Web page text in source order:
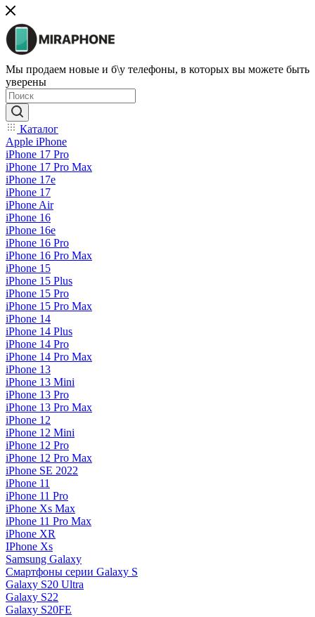
Мы продаем новые и б\у телефоны, в которых вы можете быть
уверены
Каталог
Apple iPhone
iPhone 17 Pro
iPhone 17 Pro Max
iPhone 17e
iPhone 17
iPhone Air
iPhone 16
iPhone 16e
iPhone 16 Pro
iPhone 16 Pro Max
iPhone 15
iPhone 15 Plus
iPhone 15 Pro
iPhone 15 Pro Max
iPhone 14
iPhone 14 Plus
iPhone 14 Pro
iPhone 14 Pro Max
iPhone 13
iPhone 13 Mini
iPhone 13 Pro
iPhone 13 Pro Max
iPhone 12
iPhone 12 Mini
iPhone 12 Pro
iPhone 12 Pro Max
iPhone SE 2022
iPhone 11
iPhone 11 Pro
iPhone Xs Max
iPhone 11 Pro Max
iPhone XR
IPhone Xs
Samsung Galaxy
Смартфоны серии Galaxy S
Galaxy S20 Ultra
Galaxy S22
Galaxy S20FE